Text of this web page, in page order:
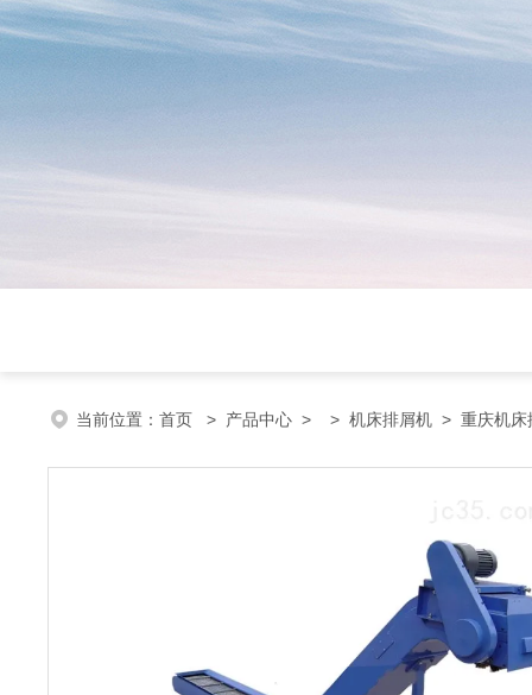
当前位置： 首页 > 产品中心 > > 机床排屑机 > 重庆机床